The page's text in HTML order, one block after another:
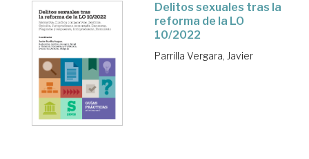
Delitos sexuales tras la
reforma de la LO
10/2022
Parrilla Vergara, Javier